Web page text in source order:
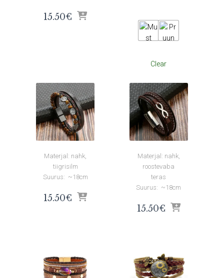
15.50€
Clear
Materjal: nahk,
tiigrisilm
Suurus: ~18cm
15.50€
Materjal: nahk,
roostevaba
teras
Suurus: ~18cm
15.50€